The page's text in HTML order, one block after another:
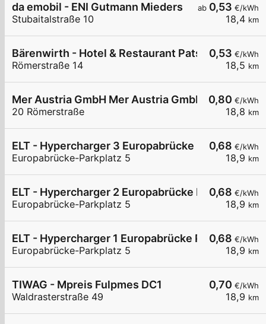
ab 0,53 €/kWh
18,4 km
da emobil - ENI Gutmann Mieders
Stubaitalstraße 10
0,53 €/kWh
18,5 km
Bärenwirth - Hotel & Restaurant Patsch
Römerstraße 14
0,80 €/kWh
18,8 km
Mer Austria GmbH Mer Austria GmbH (MPREIS)
20 Römerstraße
0,68 €/kWh
18,9 km
ELT - Hypercharger 3 Europabrücke Parkplatz
Europabrücke-Parkplatz 5
0,68 €/kWh
18,9 km
ELT - Hypercharger 2 Europabrücke Parkplatz
Europabrücke-Parkplatz 5
0,68 €/kWh
18,9 km
ELT - Hypercharger 1 Europabrücke Parkplatz
Europabrücke-Parkplatz 5
0,70 €/kWh
18,9 km
TIWAG - Mpreis Fulpmes DC1
Waldrasterstraße 49